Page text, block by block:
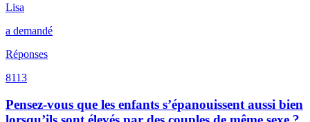
Lisa
a demandé
Réponses
8113
Pensez-vous que les enfants s’épanouissent aussi bien